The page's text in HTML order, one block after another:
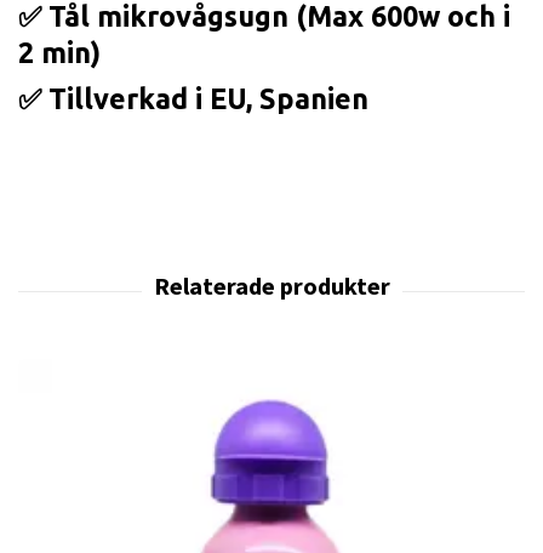
✅ Tål mikrovågsugn (Max 600w och i
2 min)
✅ Tillverkad i EU, Spanien